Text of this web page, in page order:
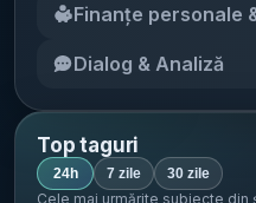
Finanțe personale
Dialog & Analiză
Top taguri
24h 7 zile 30 zile
Cele mai urmărite subiecte din